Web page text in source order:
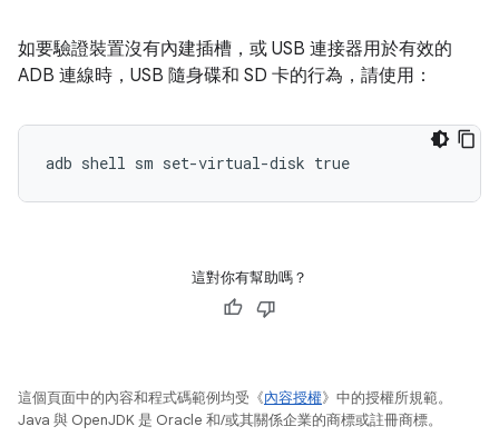
如要驗證裝置沒有內建插槽，或 USB 連接器用於有效的
ADB 連線時，USB 隨身碟和 SD 卡的行為，請使用：
adb shell sm set-virtual-disk true
這對你有幫助嗎？
這個頁面中的內容和程式碼範例均受《內容授權》中的授權所規範。
Java 與 OpenJDK 是 Oracle 和/或其關係企業的商標或註冊商標。